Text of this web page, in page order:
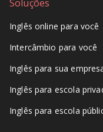
Soluções
Inglês online para você
Intercâmbio para você
Inglês para sua
Inglês para escola
Inglês para escola